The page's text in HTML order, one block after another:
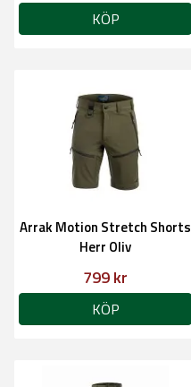
KÖP
Arrak Motion Stretch Shorts
Herr Oliv
799 kr
KÖP